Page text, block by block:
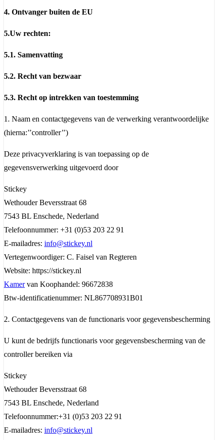
4. Ontvanger buiten de EU
5.Uw rechten:
5.1. Samenvatting
5.2. Recht van bezwaar
5.3. Recht op intrekken van toestemming
1. Naam en contactgegevens van de verwerking verantwoordelijke
(hierna:’’controller’’)
Deze privacyverklaring is van toepassing op de
gegevensverwerking uitgevoerd door
Stickey
Wethouder Beversstraat 68
7543 BL Enschede, Nederland
Telefoonnummer: +31 (0)53 203 22 91
E-mailadres: info@stickey.nl
Vertegenwoordiger: C. Faisel van Regteren
Website: https://stickey.nl
Kamervan Koophandel: 96672838
Btw-identificatienummer: NL867708931B01
2. Contactgegevens van de functionaris voor gegevensbescherming
U kunt de bedrijfs functionaris voor gegevensbescherming van de
controller bereiken via
Stickey
Wethouder Beversstraat 68
7543 BL Enschede, Nederland
Telefoonnummer:+31 (0)53 203 22 91
E-mailadres: info@stickey.nl